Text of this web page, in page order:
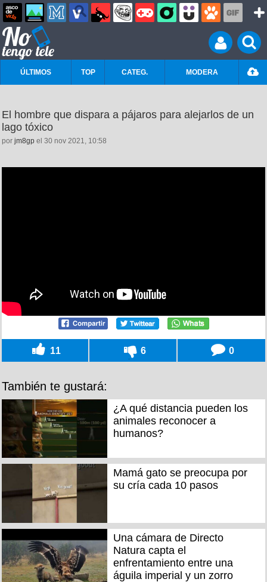
ÚLTIMOS TOP CATEG. MODERA
El hombre que dispara a pájaros para alejarlos de un
lago tóxico
por jm8gp el 30 nov 2021, 10:58
11 6 0
También te gustará:
¿A qué distancia pueden los
animales reconocer a
humanos?
Mamá gato se preocupa por
su cría cada 10 pasos
Una cámara de Directo
Natura capta el
enfrentamiento entre una
águila imperial y un zorro